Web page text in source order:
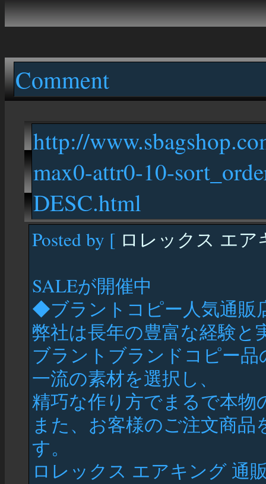
Comment
http://
max0-attr0-10-
DESC.html
Posted by [ ロレックス エア
SALEが開催中
◆ブラントコピー人気通販
弊社は長年の豊富な経験と
ブラントブランドコピー
一流の素材を選択し、
精巧な作り方でまるで本
また、お客様のご注文商
す。
ロレックス エアキング 通